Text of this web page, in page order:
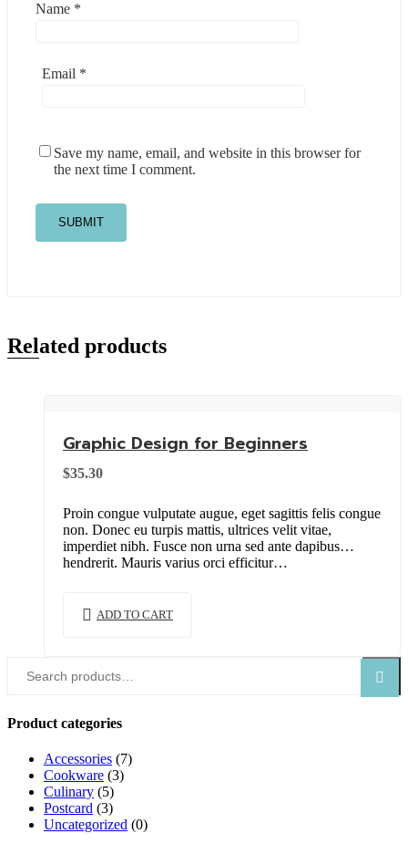
Name *
Email *
Save my name, email, and website in this browser for
the next time I comment.
Related products
Graphic Design for Beginners
$35.30
Proin congue vulputate augue, eget sagittis felis congue
non. Donec eu turpis mattis, ultrices velit vitae,
imperdiet nibh. Fusce non urna sed ante dapibus
hendrerit. Mauris varius orci efficitur…
ADD TO CART
Search
Product categories
Accessories (7)
Cookware (3)
Culinary (5)
Postcard (3)
Uncategorized (0)